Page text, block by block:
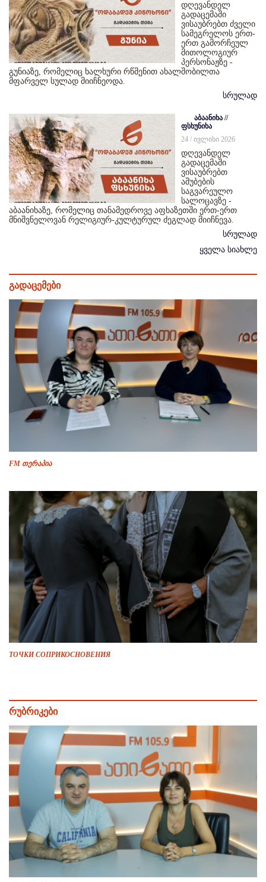
დღევანდელ
გადაცემაში
ვისაუბრებთ ძველი
სამეგრელოს ერთ-
ერთ გამორჩეულ
მითოლოგიურ
პერსონაჟზე -
გუნიაზე, რომელიც ხალხური რწმენით ახალშობილთა
მფარველ სულად მიიჩნეოდა.
სრულად
აბაანიხა //
ფსხუნიხა
24 / ივლისი 2026
დღევანდელ
გადაცემაში
ვისაუბრებთ
აშუბების
საგვარეულო
სალოცავზე -
აბაანიხაზე, რომელიც თანამედროვე აფხაზეთში ერთ-ერთ
მნიშვნელოვან რელიგიურ-კულტურულ ძეგლად მიიჩნევა.
სრულად
ყველა სიახლე
გადაცემები
FM თერაპია
ТОЧКИ СОПРИКОСНОВЕНИЯ
რუბრიკები